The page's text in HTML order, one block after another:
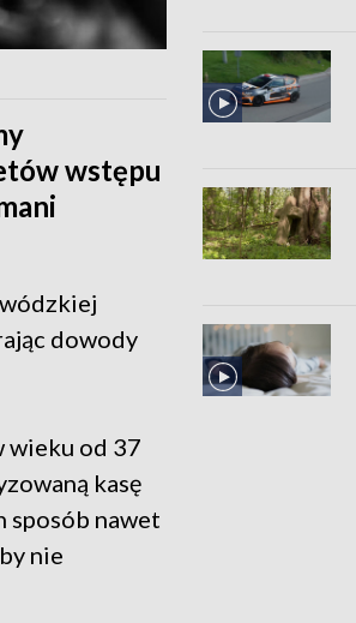
wstępu
dowody
wieku od 37
kasę
sposób nawet
nie